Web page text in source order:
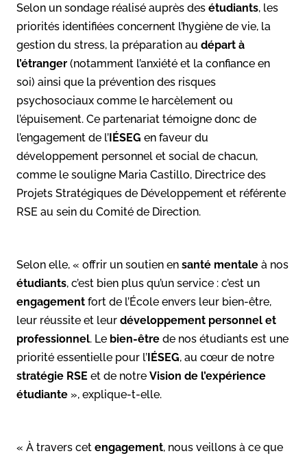
Selon un sondage réalisé auprès des étudiants, les
priorités identifiées concernent l’hygiène de vie, la
gestion du stress, la préparation au départ à
l’étranger (notamment l’anxiété et la confiance en
soi) ainsi que la prévention des risques
psychosociaux comme le harcèlement ou
l’épuisement. Ce partenariat témoigne donc de
l’engagement de l’IÉSEG en faveur du
développement personnel et social de chacun,
comme le souligne Maria Castillo, Directrice des
Projets Stratégiques de Développement et référente
RSE au sein du Comité de Direction.
Selon elle, « offrir un soutien en santé mentale à nos
étudiants, c’est bien plus qu’un service : c’est un
engagement fort de l’École envers leur bien-être,
leur réussite et leur développement personnel et
professionnel. Le bien-être de nos étudiants est une
priorité essentielle pour l’IÉSEG, au cœur de notre
stratégie RSE et de notre Vision de l’expérience
étudiante », explique-t-elle.
« À travers cet engagement, nous veillons à ce que